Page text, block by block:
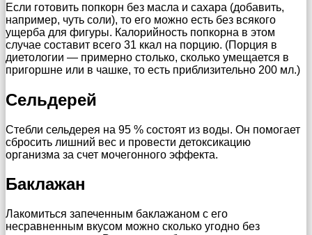
Если готовить попкорн без масла и сахара (добавить,
например, чуть соли), то его можно есть без всякого
ущерба для фигуры. Калорийность попкорна в этом
случае составит всего 31 ккал на порцию. (Порция в
диетологии — примерно столько, сколько умещается в
пригоршне или в чашке, то есть приблизительно 200 мл.)
Сельдерей
Стебли сельдерея на 95 % состоят из воды. Он помогает
сбросить лишний вес и провести детоксикацию
организма за счет мочегонного эффекта.
Баклажан
Лакомиться запеченным баклажаном с его
несравненным вкусом можно сколько угодно без